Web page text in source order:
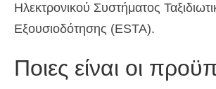
Ηλεκτρονικού Συστήματος
Εξουσιοδότησης (ESTA).
Ποιες είναι οι